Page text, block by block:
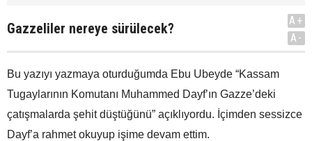
Gazzeliler nereye sürülecek?
A+
A-
Bu yazıyı yazmaya oturduğumda Ebu Ubeyde “Kassam
Tugaylarının Komutanı Muhammed Dayf’ın Gazze’deki
çatışmalarda şehit düştüğünü” açıklıyordu. İçimden sessizce
Dayf’a rahmet okuyup işime devam ettim.